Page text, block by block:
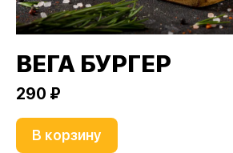
ВЕГА БУРГЕР
290 ₽
В корзину